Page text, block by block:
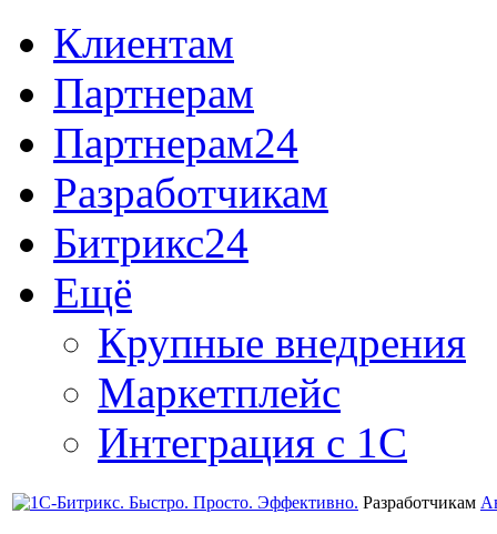
Клиентам
Партнерам
Партнерам24
Разработчикам
Битрикс24
Ещё
Крупные внедрения
Маркетплейс
Интеграция с 1С
Разработчикам